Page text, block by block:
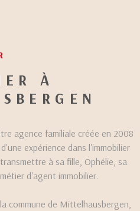
À
agence familiale créée en 2008
expérience dans l'immobilier
à sa fille, Ophélie, sa
d'agent immobilier.
commune de Mittelhausbergen,